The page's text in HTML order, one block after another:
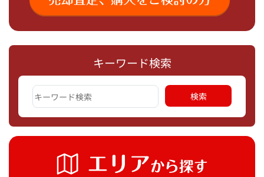
キーワード検索